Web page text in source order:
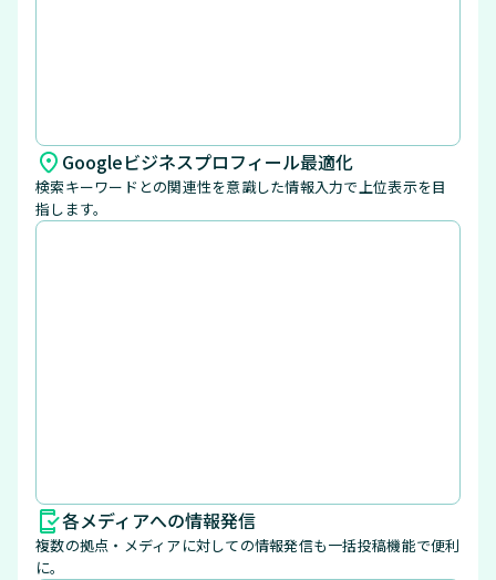
Googleビジネスプロフィール最適化
検索キーワードとの関連性を意識した情報入力で上位表示を目
指します。
各メディアへの情報発信
複数の拠点・メディアに対しての情報発信も一括投稿機能で便利
に。